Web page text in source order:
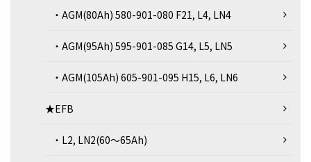
・AGM(80Ah) 580-901-080 F21, L4, LN4
・AGM(95Ah) 595-901-085 G14, L5, LN5
・AGM(105Ah) 605-901-095 H15, L6, LN6
★EFB
・L2, LN2(60～65Ah)